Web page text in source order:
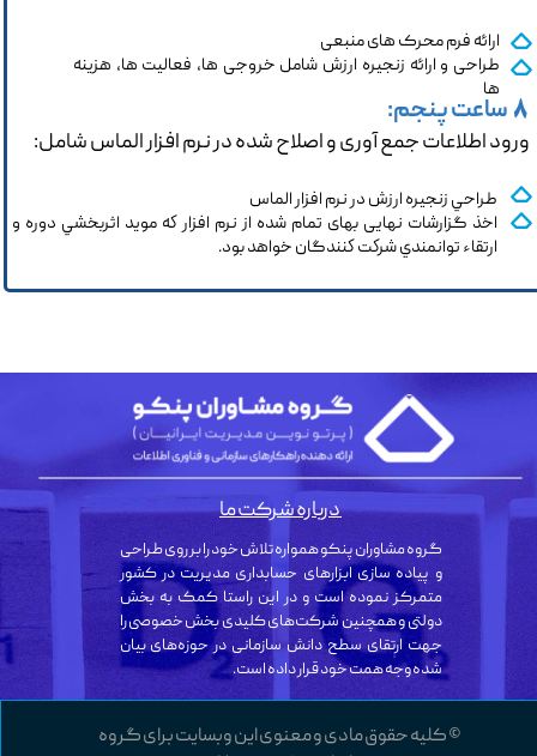
ارائه فرم محرک های منبعی
طراحی و ارائه زنجیره ارزش شامل خروجی ها، فعالیت ها، هزینه
ها
8 ساعت پنجم:
ورود اطلاعات جمع آوری و اصلاح شده در نرم افزار الماس شامل:
طراحي زنجیره ارزش در نرم افزار الماس
اخذ گزارشات نهایی بهای تمام شده از نرم افزار كه مويد اثربخشي دوره و
ارتقاء توانمندي شركت كنندگان خواهد بود.
© کلیه حقوق مادی و معنوی این وبسایت برای گروه
گروه مشاوران پنکو همواره تلاش خود را بر روی طراحی
و پیاده سازی ابزارهای حسابداری مدیریت در کشور
متمرکز نموده است و در این راستا کمک به بخش
دولتی و همچنین شرکت‌های کلیدی بخش خصوصی را
جهت ارتقای سطح دانش سازمانی در حوزه‌های بیان
شده وجه همت خود قرار داده است.
درباره شرکت ما